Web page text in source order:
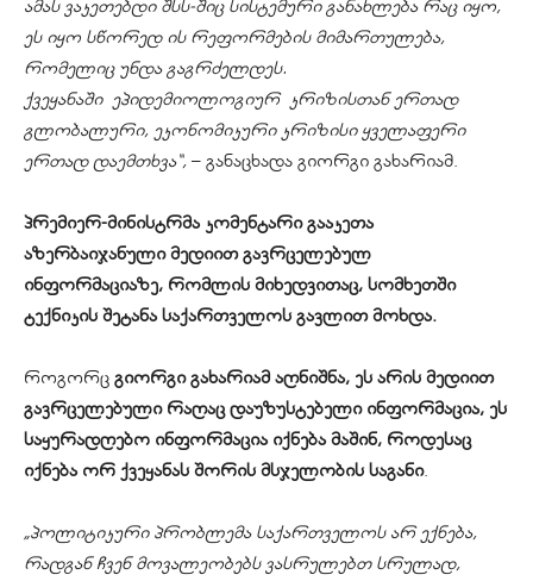
ამას ვაკეთებდი შსს-შიც სისტემური განახლება რაც იყო,
ეს იყო სწორედ ის რეფორმების მიმართულება,
რომელიც უნდა გაგრძელდეს.
ქვეყანაში ეპიდემიოლოგიურკრიზისთან ერთად
გლობალური, ეკონომიკური კრიზისი ყველაფერი
ერთად დაემთხვა“, – განაცხადა გიორგი გახარიამ.
პრემიერ-მინისტრმა კომენტარი გააკეთა
აზერბაიჯანული მედიით გავრცელებულ
ინფორმაციაზე, რომლის მიხედვითაც, სომხეთში
ტექნიკის შეტანა საქართველოს გავლით მოხდა.
როგორც გიორგი გახარიამ აღნიშნა, ეს არის მედიით
გავრცელებული რაღაც დაუზუსტებელი ინფორმაცია, ეს
საყურადღებო ინფორმაცია იქნება მაშინ, როდესაც
იქნება ორ ქვეყანას შორის მსჯელობის საგანი.
„პოლიტიკური პრობლემა საქართველოს არ ექნება,
რადგან ჩვენ მოვალეობებს ვასრულებთ სრულად,